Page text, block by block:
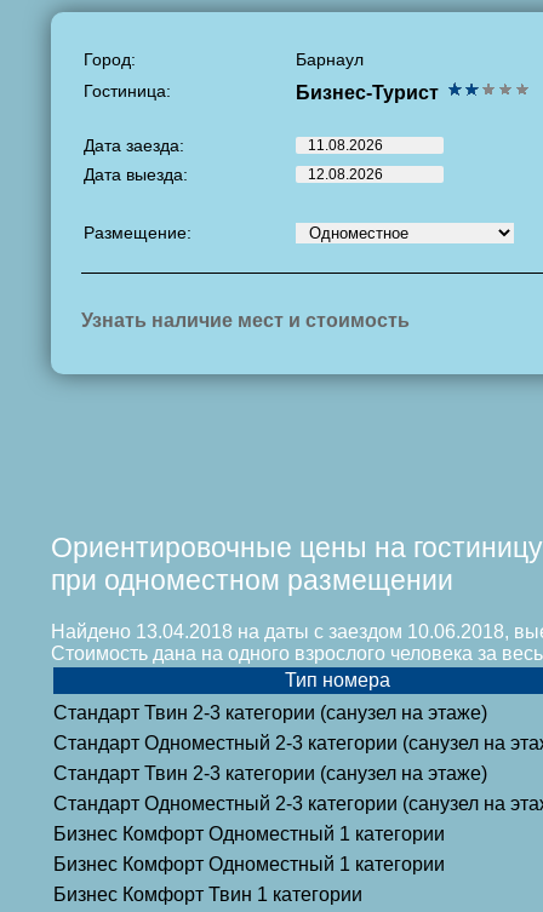
Город:
Барнаул
Гостиница:
Бизнес-Турист
Дата заезда:
Дата выезда:
Размещение:
Узнать наличие мест и стоимость
Ориентировочные цены на гостиницу
при одноместном размещении
Найдено 13.04.2018 на даты с заездом 10.06.2018,
Стоимость дана на одного взрослого человека за
Тип номера
Стандарт Твин 2-3 категории (санузел на этаже)
Стандарт Одноместный 2-3 категории (санузел на
Стандарт Твин 2-3 категории (санузел на этаже)
Стандарт Одноместный 2-3 категории (санузел на
Бизнес Комфорт Одноместный 1 категории
Бизнес Комфорт Одноместный 1 категории
Бизнес Комфорт Твин 1 категории